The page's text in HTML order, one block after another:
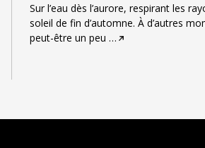
Sur l’eau dès l’aurore, respirant les
soleil de fin d’automne. À d’autres
peut-être un peu …